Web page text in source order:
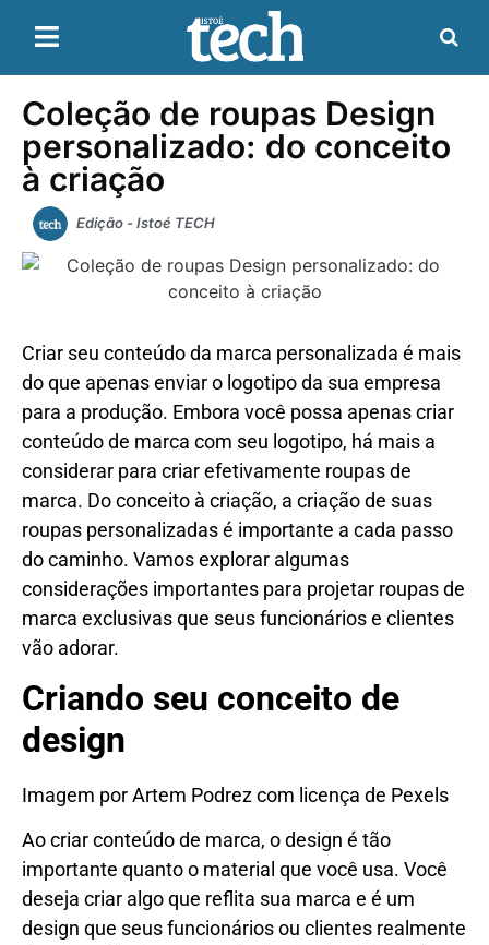
Coleção de roupas Design
personalizado: do conceito
à criação
Edição - Istoé TECH
Criar seu conteúdo da marca personalizada é mais
do que apenas enviar o logotipo da sua empresa
para a produção. Embora você possa apenas criar
conteúdo de marca com seu logotipo, há mais a
considerar para criar efetivamente roupas de
marca. Do conceito à criação, a criação de suas
roupas personalizadas é importante a cada passo
do caminho. Vamos explorar algumas
considerações importantes para projetar roupas de
marca exclusivas que seus funcionários e clientes
vão adorar.
Criando seu conceito de
design
Imagem por Artem Podrez com licença de Pexels
Ao criar conteúdo de marca, o design é tão
importante quanto o material que você usa. Você
deseja criar algo que reflita sua marca e é um
design que seus funcionários ou clientes realmente